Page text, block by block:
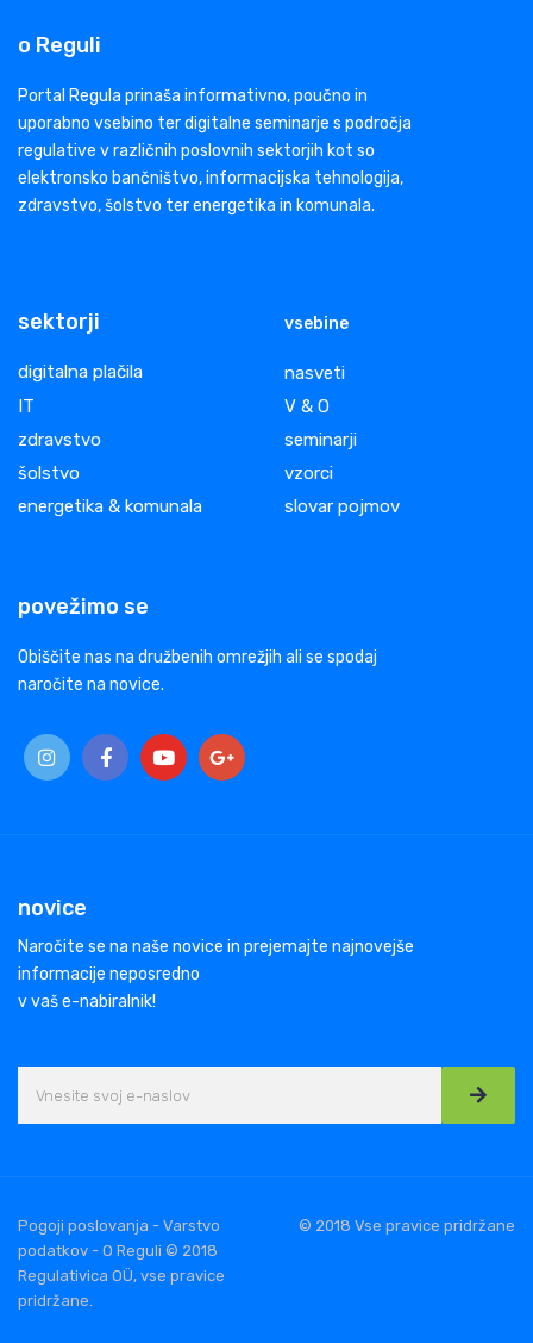
o Reguli
Portal Regula prinaša informativno, poučno in
uporabno vsebino ter digitalne seminarje s področja
regulative v različnih poslovnih sektorjih kot so
elektronsko bančništvo, informacijska tehnologija,
zdravstvo, šolstvo ter energetika in komunala.
sektorji
digitalna plačila
IT
zdravstvo
šolstvo
energetika & komunala
vsebine
nasveti
V & O
seminarji
vzorci
slovar pojmov
povežimo se
Obiščite nas na družbenih omrežjih ali se spodaj
naročite na novice.
novice
Naročite se na naše novice in prejemajte najnovejše
informacije neposredno
v vaš e-nabiralnik!
Pogoji poslovanja - Varstvo
podatkov - O Reguli © 2018
Regulativica OÜ, vse pravice
pridržane.
© 2018 Vse pravice pridržane